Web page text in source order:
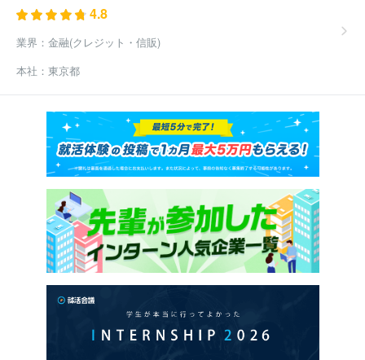
4.8
業界： 金融(クレジット・信販)
本社： 東京都